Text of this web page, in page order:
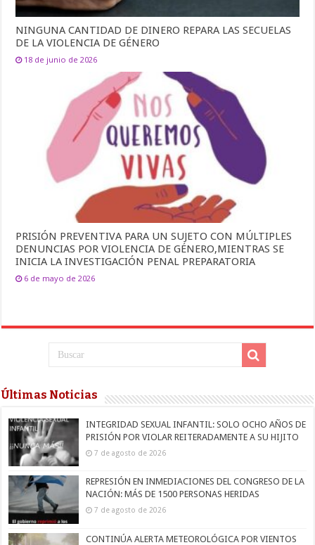
NINGUNA CANTIDAD DE DINERO REPARA LAS SECUELAS
DE LA VIOLENCIA DE GÉNERO
18 de junio de 2026
PRISIÓN PREVENTIVA PARA UN SUJETO CON MÚLTIPLES
DENUNCIAS POR VIOLENCIA DE GÉNERO,MIENTRAS SE
INICIA LA INVESTIGACIÓN PENAL PREPARATORIA
6 de mayo de 2026
Últimas Noticias
INTEGRIDAD SEXUAL INFANTIL: SOLO OCHO AÑOS DE
PRISIÓN POR VIOLAR REITERADAMENTE A SU HIJITO
7 de agosto de 2026
REPRESIÓN EN INMEDIACIONES DEL CONGRESO DE LA
NACIÓN: MÁS DE 1500 PERSONAS HERIDAS
7 de agosto de 2026
CONTINÚA ALERTA METEOROLÓGICA POR VIENTOS